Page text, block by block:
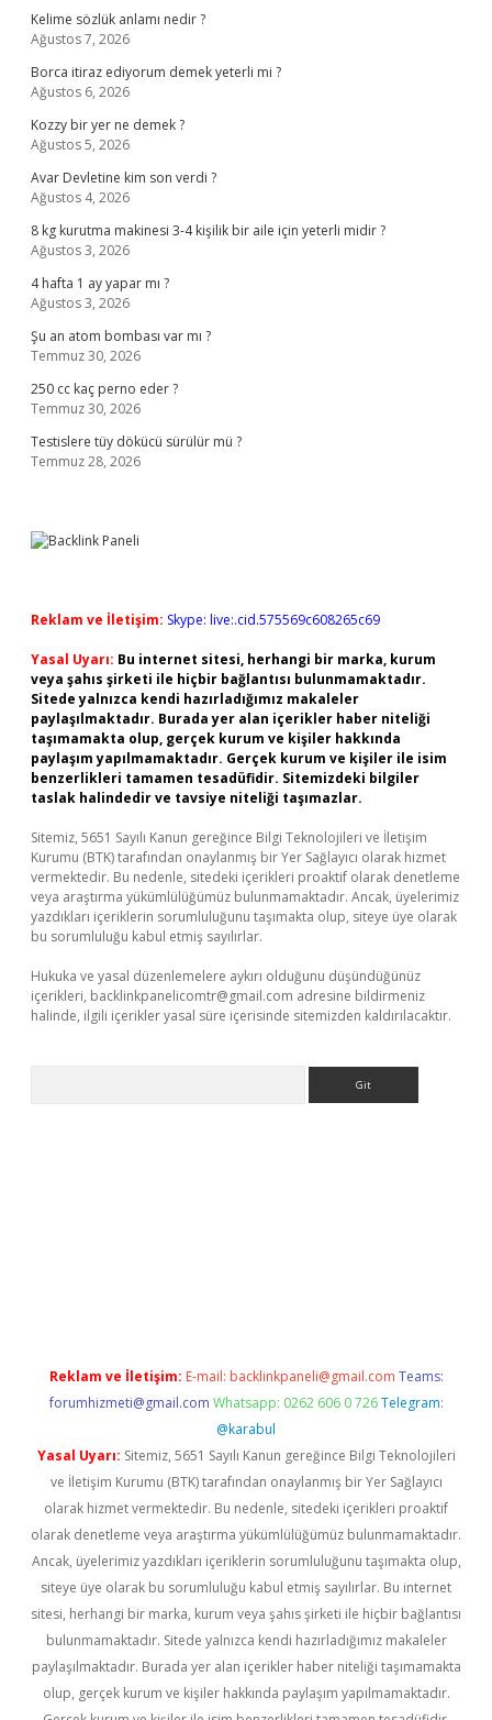
Kelime sözlük anlamı nedir ?
Ağustos 7, 2026
Borca itiraz ediyorum demek yeterli mi ?
Ağustos 6, 2026
Kozzy bir yer ne demek ?
Ağustos 5, 2026
Avar Devletine kim son verdi ?
Ağustos 4, 2026
8 kg kurutma makinesi 3-4 kişilik bir aile için yeterli midir ?
Ağustos 3, 2026
4 hafta 1 ay yapar mı ?
Ağustos 3, 2026
Şu an atom bombası var mı ?
Temmuz 30, 2026
250 cc kaç perno eder ?
Temmuz 30, 2026
Testislere tüy dökücü sürülür mü ?
Temmuz 28, 2026
Reklam ve İletişim: Skype: live:.cid.575569c608265c69
Yasal Uyarı: Bu internet sitesi, herhangi bir marka, kurum
veya şahıs şirketi ile hiçbir bağlantısı bulunmamaktadır.
Sitede yalnızca kendi hazırladığımız makaleler
paylaşılmaktadır. Burada yer alan içerikler haber niteliği
taşımamakta olup, gerçek kurum ve kişiler hakkında
paylaşım yapılmamaktadır. Gerçek kurum ve kişiler ile isim
benzerlikleri tamamen tesadüfidir. Sitemizdeki bilgiler
taslak halindedir ve tavsiye niteliği taşımazlar.
Sitemiz, 5651 Sayılı Kanun gereğince Bilgi Teknolojileri ve İletişim
Kurumu (BTK) tarafından onaylanmış bir Yer Sağlayıcı olarak hizmet
vermektedir. Bu nedenle, sitedeki içerikleri proaktif olarak denetleme
veya araştırma yükümlülüğümüz bulunmamaktadır. Ancak, üyelerimiz
yazdıkları içeriklerin sorumluluğunu taşımakta olup, siteye üye olarak
bu sorumluluğu kabul etmiş sayılırlar.
Hukuka ve yasal düzenlemelere aykırı olduğunu düşündüğünüz
içerikleri, backlinkpanelicomtr@gmail.com adresine bildirmeniz
halinde, ilgili içerikler yasal süre içerisinde sitemizden kaldırılacaktır.
Reklam ve İletişim: E-mail: backlinkpaneli@gmail.com Teams:
forumhizmeti@gmail.com Whatsapp: 0262 606 0 726 Telegram:
@karabul
Yasal Uyarı: Sitemiz, 5651 Sayılı Kanun gereğince Bilgi Teknolojileri
ve İletişim Kurumu (BTK) tarafından onaylanmış bir Yer Sağlayıcı
olarak hizmet vermektedir. Bu nedenle, sitedeki içerikleri proaktif
olarak denetleme veya araştırma yükümlülüğümüz bulunmamaktadır.
Ancak, üyelerimiz yazdıkları içeriklerin sorumluluğunu taşımakta olup,
siteye üye olarak bu sorumluluğu kabul etmiş sayılırlar. Bu internet
sitesi, herhangi bir marka, kurum veya şahıs şirketi ile hiçbir bağlantısı
bulunmamaktadır. Sitede yalnızca kendi hazırladığımız makaleler
paylaşılmaktadır. Burada yer alan içerikler haber niteliği taşımamakta
olup, gerçek kurum ve kişiler hakkında paylaşım yapılmamaktadır.